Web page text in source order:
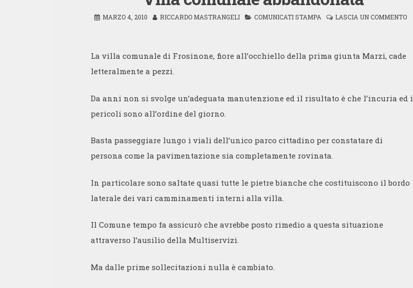
MARZO 4, 2010 RICCARDO MASTRANGELI COMUNICATI STAMPA LASCIA UN COMMENTO
La villa comunale di Frosinone, fiore all’occhiello della prima giunta Marzi, cade
letteralmente a pezzi.
Da anni non si svolge un’adeguata manutenzione ed il risultato è che l’incuria ed i
pericoli sono all’ordine del giorno.
Basta passeggiare lungo i viali dell’unico parco cittadino per constatare di
persona come la pavimentazione sia completamente rovinata.
In particolare sono saltate quasi tutte le pietre bianche che costituiscono il bordo
laterale dei vari camminamenti interni alla villa.
Il Comune tempo fa assicurò che avrebbe posto rimedio a questa situazione
attraverso l’ausilio della Multiservizi.
Ma dalle prime sollecitazioni nulla è cambiato.